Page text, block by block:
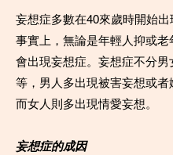
妄想症多數在40來歲時開始出
事實上，無論是年輕人抑或老
會出現妄想症。妄想症不分男
等，男人多出現被害妄想或者
而女人則多出現情愛妄想。
妄想症的成因